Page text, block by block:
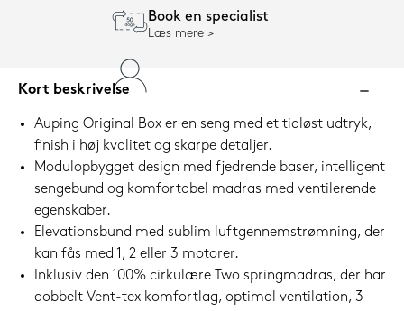
Book en specialist
Læs mere
Kort beskrivelse
Auping Original Box er en seng med et tidløst udtryk,
finish i høj kvalitet og skarpe detaljer.
Modulopbygget design med fjedrende baser, intelligent
sengebund og komfortabel madras med ventilerende
egenskaber.
Elevationsbund med sublim luftgennemstrømning, der
kan fås med 1, 2 eller 3 motorer.
Inklusiv den 100% cirkulære Two springmadras, der har
dobbelt Vent-tex komfortlag, optimal ventilation, 3